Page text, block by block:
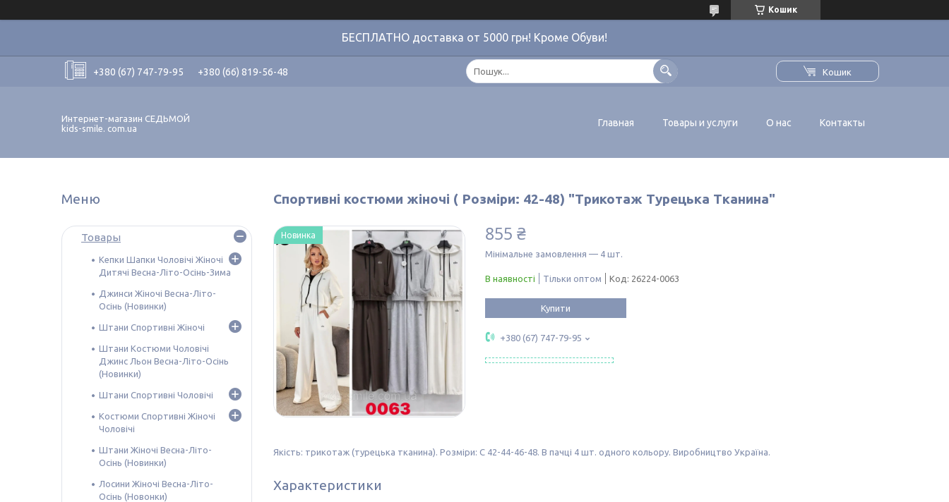
Кошик
БЕСПЛАТНО доставка от 5000 грн! Кроме Обуви!
+380 (67) 747-79-95 +380 (66) 819-56-48 Кошик
Интернет-магазин СЕДЬМОЙ
kids-smile. com.ua
Главная Товары и услуги О нас Контакты
Спортивні костюми жіночі ( Розміри: 42-48) "Трикотаж Турецька Тканина"
Новинка 855 ₴
Мінімальне замовлення — 4 шт.
В наявності Тільки оптом Код: 26224-0063
Купити
+380 (67) 747-79-95
Якість: трикотаж (турецька тканина). Розміри: С 42-44-46-48. В пачці 4 шт. одного кольору. Виробництво Україна.
Характеристики
Товары
Кепки Шапки Чоловічі Жіночі
Дитячі Весна-Літо-Осінь-Зима
Джинси Жіночі Весна-Літо-
Осінь (Новинки)
Штани Спортивні Жіночі
Штани Костюми Чоловічі
Джинс Льон Весна-Літо-Осінь
(Новинки)
Штани Спортивні Чоловічі
Костюми Спортивні Жіночі
Чоловічі
Штани Жіночі Весна-Літо-
Осінь (Новинки)
Лосини Жіночі Весна-Літо-
Осінь (Новонки)